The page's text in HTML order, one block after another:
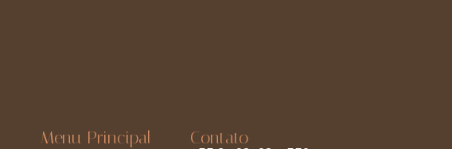
Menu Principal Contato